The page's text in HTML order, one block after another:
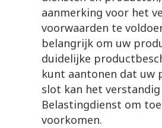
aanmerking voor het
voorwaarden te
belangrijk om uw
duidelijke
kunt aantonen dat uw
slot kan het
Belastingdienst om
voorkomen.